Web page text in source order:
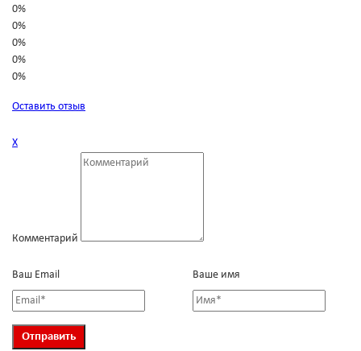
0%
0%
0%
0%
0%
Оставить отзыв
Х
Комментарий
Ваш Email Ваше имя